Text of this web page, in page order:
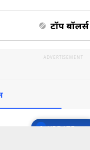
टॉप बॉलर्स
ADVERTISEMENT
6 UPDATE